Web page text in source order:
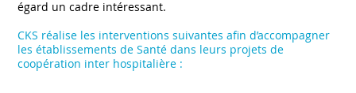
égard un cadre intéressant.
CKS réalise les interventions suivantes afin d’accompagner
les établissements de Santé dans leurs projets de
coopération inter hospitalière :